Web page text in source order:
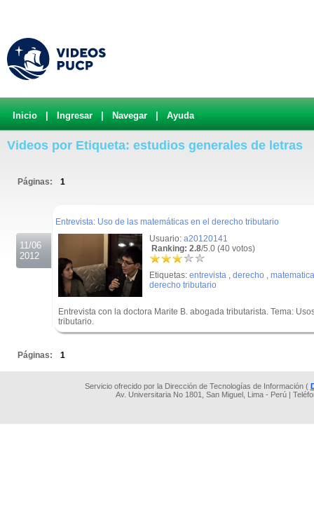
Inicio Ingresar Navegar Ayuda
Videos por Etiqueta: estudios generales de letras
Páginas: 1
11/06
2012
Entrevista: Uso de las matemáticas en el derecho tributario
Usuario: a20120141
Ranking: 2.8/5.0 (40 votos)
Etiquetas: entrevista , derecho , matematica
derecho tributario
Entrevista con la doctora Marite B. abogada tributarista. Tema:
tributario.
Páginas: 1
Servicio ofrecido por la Dirección de Tecnologías de Información (
Av. Universitaria No 1801, San Miguel, Lima - Perú |